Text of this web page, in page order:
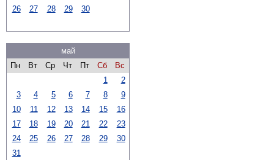
26
27 28 29 30
май
Пн
Вт Ср Чт Пт Сб
Вс
1
2
3
4 5 6 7 8
9
10
11 12 13 14 15
16
17
18 19 20 21 22
23
24
25 26 27 28 29
30
31